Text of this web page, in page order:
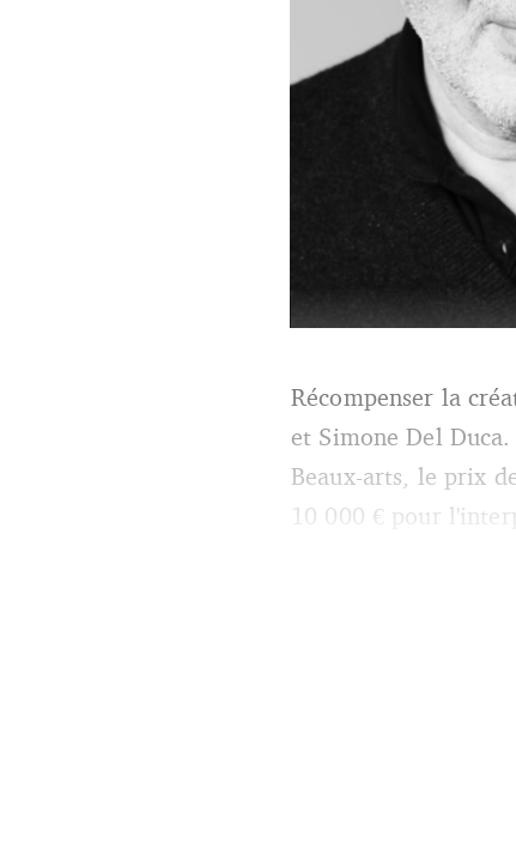
Crédits : Didier Olivre,
Récompenser la
et Simone Del
Beaux-arts, le prix
10 000 € pour